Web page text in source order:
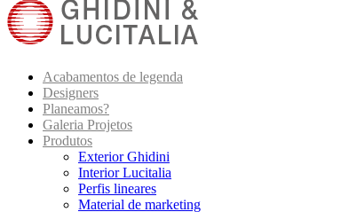
Acabamentos de legenda
Designers
Planeamos?
Galeria Projetos
Produtos
Exterior Ghidini
Interior Lucitalia
Perfis lineares
Material de marketing